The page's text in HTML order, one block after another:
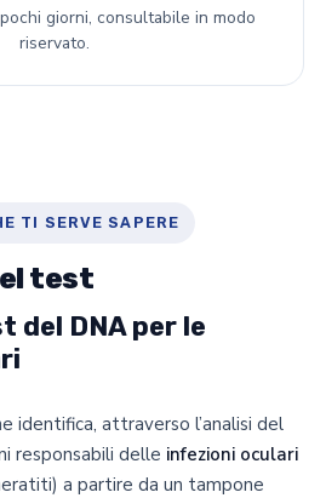
giorni, consultabile in modo
riservato.
TI SERVE SAPERE
test
del DNA per le
identifica, attraverso l’analisi del
responsabili delle infezioni oculari
a partire da un tampone